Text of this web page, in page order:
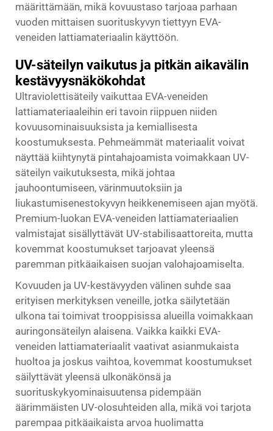
määrittämään, mikä kovuustaso tarjoaa parhaan
vuoden mittaisen suorituskyvyn tiettyyn EVA-
veneiden lattiamateriaalin käyttöön.
UV-säteilyn vaikutus ja pitkän aikavälin
kestävyysnäkökohdat
Ultraviolettisäteily vaikuttaa EVA-veneiden
lattiamateriaaleihin eri tavoin riippuen niiden
kovuusominaisuuksista ja kemiallisesta
koostumuksesta. Pehmeämmät materiaalit voivat
näyttää kiihtynytä pintahajoamista voimakkaan UV-
säteilyn vaikutuksesta, mikä johtaa
jauhoontumiseen, värinmuutoksiin ja
liukastumisenestokyvyn heikkenemiseen ajan myötä.
Premium-luokan EVA-veneiden lattiamateriaalien
valmistajat sisällyttävät UV-stabilisaattoreita, mutta
kovemmat koostumukset tarjoavat yleensä
paremman pitkäaikaisen suojan valohajoamiselta.
Kovuuden ja UV-kestävyyden välinen suhde saa
erityisen merkityksen veneille, jotka säilytetään
ulkona tai toimivat trooppisissa alueilla voimakkaan
auringonsäteilyn alaisena. Vaikka kaikki EVA-
veneiden lattiamateriaalit vaativat asianmukaista
huoltoa ja joskus vaihtoa, kovemmat koostumukset
säilyttävät yleensä ulkonäkönsä ja
suorituskykyominaisuutensa pidempään
äärimmäisten UV-olosuhteiden alla, mikä voi tarjota
parempaa pitkäaikaista arvoa huolimatta